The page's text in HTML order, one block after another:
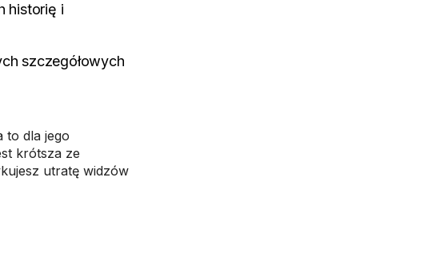
historię i
szczegółowych
to dla jego
krótsza ze
utratę widzów